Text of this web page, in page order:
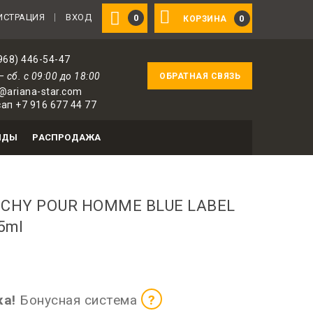
пользователям — 1 бонус за 100 ₽ от
КОРЗИНА 0
0
ВХОД
446-54-47
сб. с 09:00 до 18:00
star.com
+7 916 677 44 77
ОБРАТНАЯ СВЯЗЬ
РАСПРОДАЖА
POUR HOMME BLUE LABEL
Бонусная система ?
пользователей